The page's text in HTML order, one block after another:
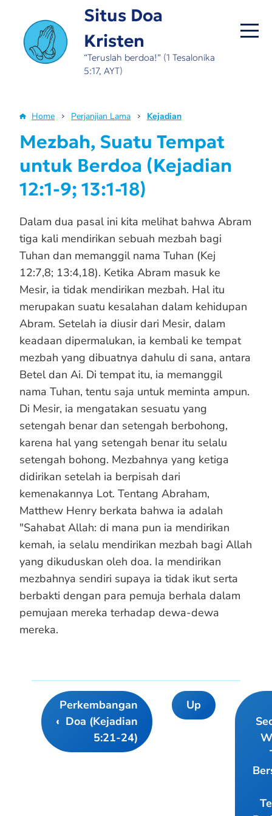
main
content
Situs Doa
Kristen
“Teruslah berdoa!” (1 Tesalonika
5:17, AYT)
Breadcrumb
Home Perjanjian Lama Kejadian
Mezbah, Suatu Tempat
untuk Berdoa (Kejadian
12:1-9; 13:1-18)
Dalam dua pasal ini kita melihat bahwa Abram
tiga kali mendirikan sebuah mezbah bagi
Tuhan dan memanggil nama Tuhan (Kej
12:7,8; 13:4,18). Ketika Abram masuk ke
Mesir, ia tidak mendirikan mezbah. Hal itu
merupakan suatu kesalahan dalam kehidupan
Abram. Setelah ia diusir dari Mesir, dalam
keadaan dipermalukan, ia kembali ke tempat
mezbah yang dibuatnya dahulu di sana, antara
Betel dan Ai. Di tempat itu, ia memanggil
nama Tuhan, tentu saja untuk meminta ampun.
Di Mesir, ia mengatakan sesuatu yang
setengah benar dan setengah berbohong,
karena hal yang setengah benar itu selalu
setengah bohong. Mezbahnya yang ketiga
didirikan setelah ia berpisah dari
kemenakannya Lot. Tentang Abraham,
Matthew Henry berkata bahwa ia adalah
"Sahabat Allah: di mana pun ia mendirikan
kemah, ia selalu mendirikan mezbah bagi Allah
yang dikuduskan oleh doa. Ia mendirikan
mezbahnya sendiri supaya ia tidak ikut serta
berbakti dengan para pemuja berhala dalam
pemujaan mereka terhadap dewa-dewa
mereka.
Book
traversal
links
‹
Perkembangan
Doa (Kejadian
5:21-24)
Up